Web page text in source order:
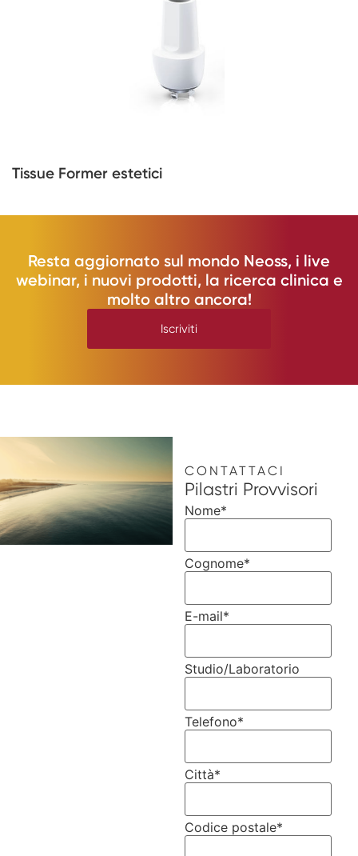
Tissue Former estetici
Resta aggiornato sul mondo Neoss, i live
webinar, i nuovi prodotti, la ricerca clinica e
molto altro ancora!
Iscriviti
CONTATTACI
Pilastri Provvisori
Nome*
Cognome*
E-mail*
Studio/Laboratorio
Telefono*
Città*
Codice postale*